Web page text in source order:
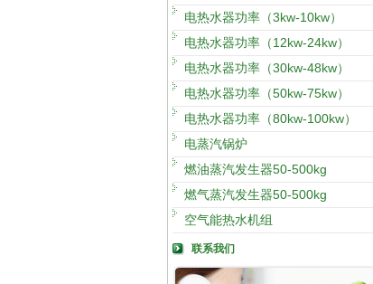
电热水器功率（3kw-10kw）
电热水器功率（12kw-24kw）
电热水器功率（30kw-48kw）
电热水器功率（50kw-75kw）
电热水器功率（80kw-100kw）
电蒸汽锅炉
燃油蒸汽发生器50-500kg
燃气蒸汽发生器50-500kg
空气能热水机组
联系我们